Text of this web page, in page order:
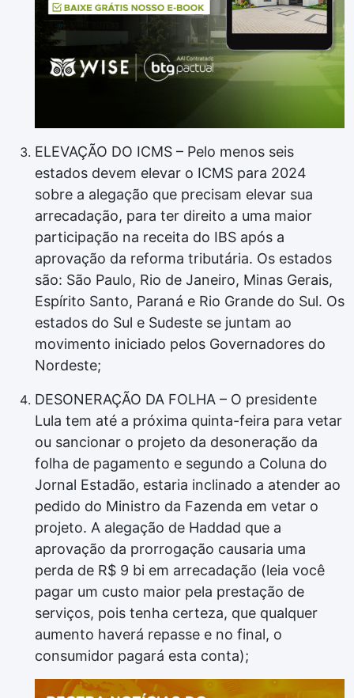
ELEVAÇÃO DO ICMS – Pelo menos seis
estados devem elevar o ICMS para 2024
sobre a alegação que precisam elevar sua
arrecadação, para ter direito a uma maior
participação na receita do IBS após a
aprovação da reforma tributária. Os estados
são: São Paulo, Rio de Janeiro, Minas Gerais,
Espírito Santo, Paraná e Rio Grande do Sul. Os
estados do Sul e Sudeste se juntam ao
movimento iniciado pelos Governadores do
Nordeste;
DESONERAÇÃO DA FOLHA – O presidente
Lula tem até a próxima quinta-feira para vetar
ou sancionar o projeto da desoneração da
folha de pagamento e segundo a Coluna do
Jornal Estadão, estaria inclinado a atender ao
pedido do Ministro da Fazenda em vetar o
projeto. A alegação de Haddad que a
aprovação da prorrogação causaria uma
perda de R$ 9 bi em arrecadação (leia você
pagar um custo maior pela prestação de
serviços, pois tenha certeza, que qualquer
aumento haverá repasse e no final, o
consumidor pagará esta conta);